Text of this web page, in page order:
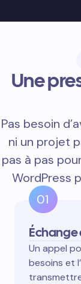
Une
Pas besoin
ni un projet
pas à pas
WordPress
01
Échange
Un appel
besoins et